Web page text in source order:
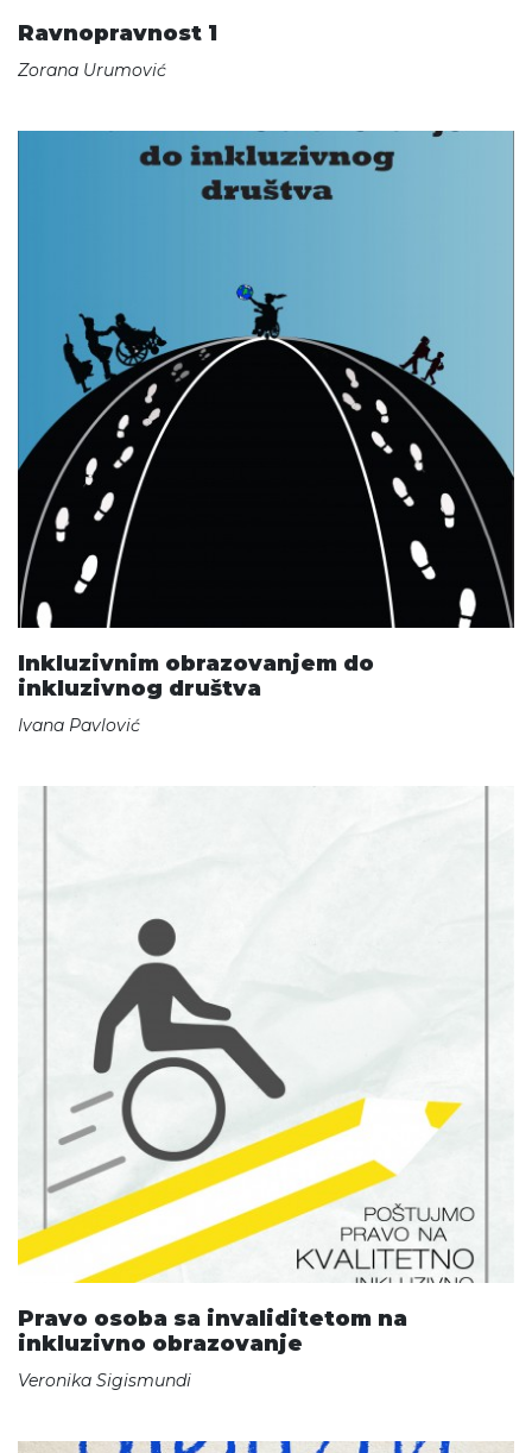
Ravnopravnost 1
Zorana Urumović
Inkluzivnim obrazovanjem do
inkluzivnog društva
Ivana Pavlović
Pravo osoba sa invaliditetom na
inkluzivno obrazovanje
Veronika Sigismundi